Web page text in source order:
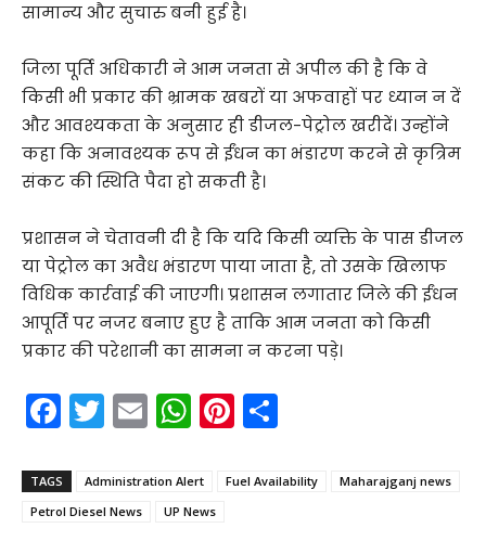
सामान्य और सुचारु बनी हुई है।
जिला पूर्ति अधिकारी ने आम जनता से अपील की है कि वे
किसी भी प्रकार की भ्रामक खबरों या अफवाहों पर ध्यान न दें
और आवश्यकता के अनुसार ही डीजल-पेट्रोल खरीदें। उन्होंने
कहा कि अनावश्यक रूप से ईंधन का भंडारण करने से कृत्रिम
संकट की स्थिति पैदा हो सकती है।
प्रशासन ने चेतावनी दी है कि यदि किसी व्यक्ति के पास डीजल
या पेट्रोल का अवैध भंडारण पाया जाता है, तो उसके खिलाफ
विधिक कार्रवाई की जाएगी। प्रशासन लगातार जिले की ईंधन
आपूर्ति पर नजर बनाए हुए है ताकि आम जनता को किसी
प्रकार की परेशानी का सामना न करना पड़े।
F
a
c
e
T
w
itt
er
E
m
ai
W
h
a
ts
Pi
nt
er ar
TAGS Administration Alert Fuel Availability
Maharajganj news
Petrol Diesel News
UP News